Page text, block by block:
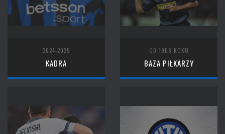
2024-2025
KADRA
OD 1908 ROKU
BAZA PIŁKARZY